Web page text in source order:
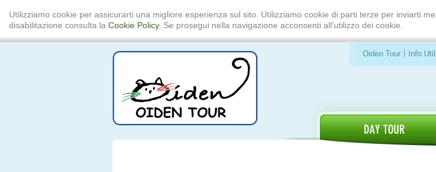
Utilizziamo cookie per assicurarti una migliore esperienza sul sito. Utilizziamo cookie di parti terze per inviarti
disabilitazione consulta la Cookie Policy. Se prosegui nella navigazione acconsenti all’utilizzo dei cookie.
Oiden Tour Info Utili